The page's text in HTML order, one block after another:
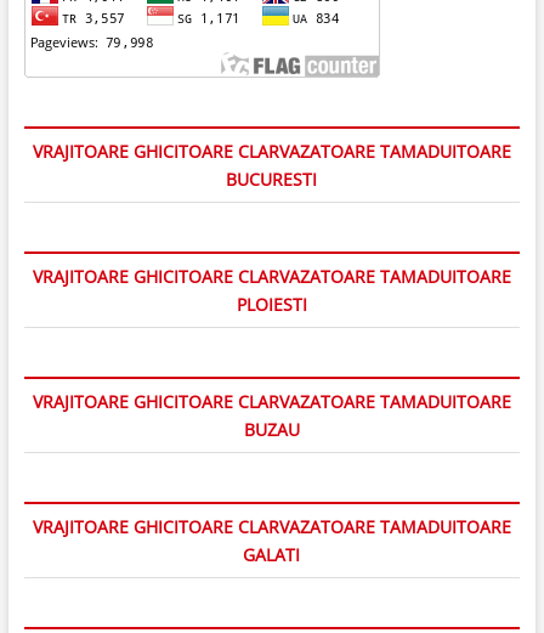
VRAJITOARE GHICITOARE CLARVAZATOARE TAMADUITOARE
BUCURESTI
VRAJITOARE GHICITOARE CLARVAZATOARE TAMADUITOARE
PLOIESTI
VRAJITOARE GHICITOARE CLARVAZATOARE TAMADUITOARE
BUZAU
VRAJITOARE GHICITOARE CLARVAZATOARE TAMADUITOARE
GALATI